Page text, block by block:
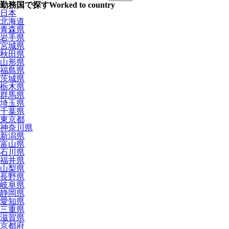
勤務国で探すWorked to country
日本
北海道
青森県
岩手県
宮城県
秋田県
山形県
福島県
茨城県
栃木県
群馬県
埼玉県
千葉県
東京都
神奈川県
新潟県
富山県
石川県
福井県
山梨県
長野県
岐阜県
静岡県
愛知県
三重県
滋賀県
京都府